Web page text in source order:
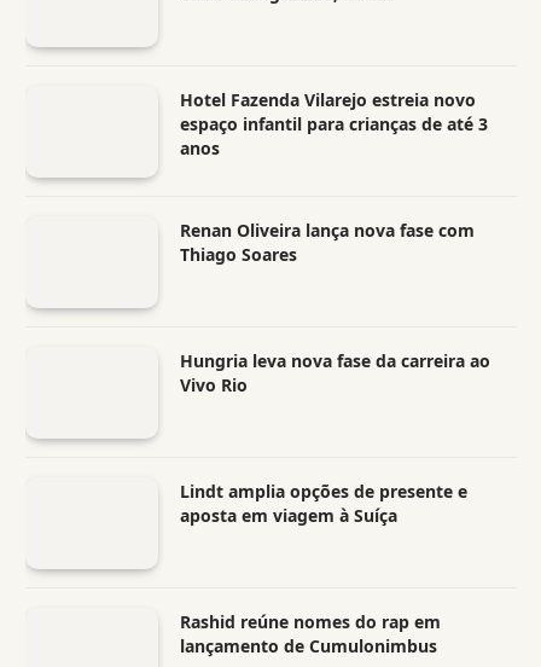
Hotel Fazenda Vilarejo estreia novo
espaço infantil para crianças de até 3
anos
Renan Oliveira lança nova fase com
Thiago Soares
Hungria leva nova fase da carreira ao
Vivo Rio
Lindt amplia opções de presente e
aposta em viagem à Suíça
Rashid reúne nomes do rap em
lançamento de Cumulonimbus